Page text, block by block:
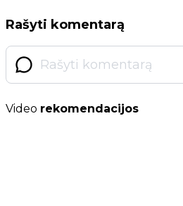
Rašyti komentarą
Video rekomendacijos